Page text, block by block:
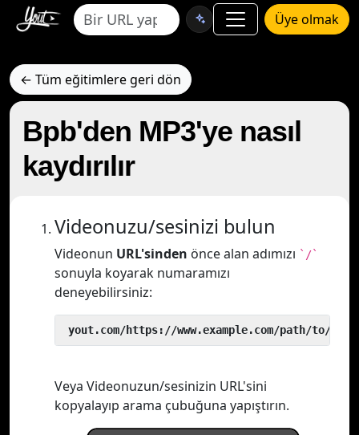
Üye olmak
← Tüm eğitimlere geri dön
Bpb'den MP3'ye nasıl
kaydırılır
Videonuzu/sesinizi bulun
Videonun URL'sinden önce alan adımızı `/`
sonuyla koyarak numaramızı
deneyebilirsiniz:
yout.com/https://www.example.com/path/to/
Veya Videonuzun/sesinizin URL'sini
kopyalayıp arama çubuğuna yapıştırın.